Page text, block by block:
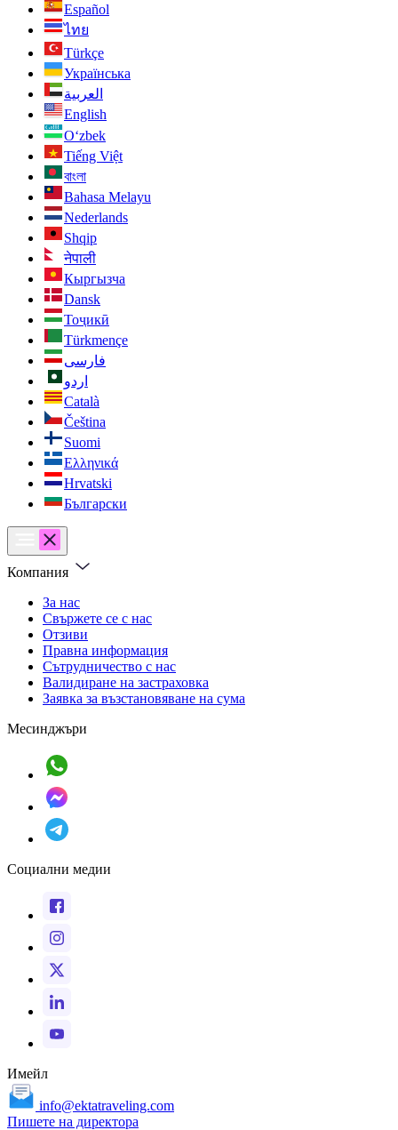
Español
ไทย
Türkçe
Українська
العربية
English
O‘zbek
Tiếng Việt
বাংলা
Bahasa Melayu
Nederlands
Shqip
नेपाली
Кыргызча
Dansk
Тоҷикӣ
Türkmençe
فارسی
اردو
Català
Čeština
Suomi
Ελληνικά
Hrvatski
Български
Компания
За нас
Свържете се с нас
Отзиви
Правна информация
Сътрудничество с нас
Валидиране на застраховка
Заявка за възстановяване на сума
Месинджъри
Социални медии
Имейл
info@ektatraveling.com
Пишете на директора